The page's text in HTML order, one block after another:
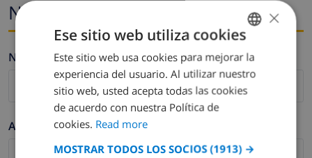
Nombre y correo electrónico
Nombre *
Apellidos *
ENGLISH
DUTCH
FRENCH
GERMAN
×
Ese sitio web utiliza cookies
Este sitio web usa cookies para mejorar la
experiencia del usuario. Al utilizar nuestro
sitio web, usted acepta todas las cookies
de acuerdo con nuestra Política de
cookies. Read more
MOSTRAR TODOS LOS SOCIOS (1913) →